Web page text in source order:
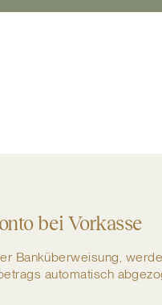
bei Vorkasse
Banküberweisung,
automatisch